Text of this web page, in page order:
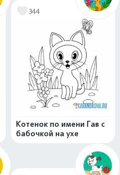
344
Котенок по имени Гав с
бабочкой на ухе